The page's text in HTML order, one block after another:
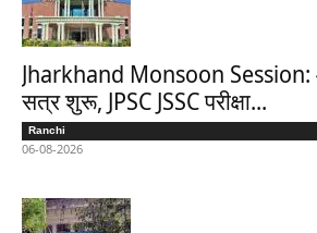
Jharkhand Monsoon
सत्र शुरू, JPSC JSSC परीक्षा...
Ranchi
06-08-2026